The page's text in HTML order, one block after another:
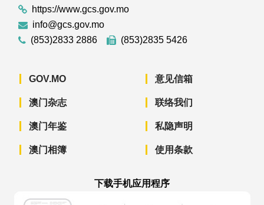
https://www.gcs.gov.mo
info@gcs.gov.mo
(853)2833 2886
(853)2835 5426
GOV.MO
澳门杂志
澳门年鉴
澳门相簿
意见信箱
联络我们
私隐声明
使用条款
下载手机应用程序